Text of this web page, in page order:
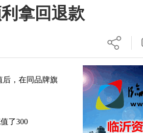
拿回退款
，在同品牌旗
了300